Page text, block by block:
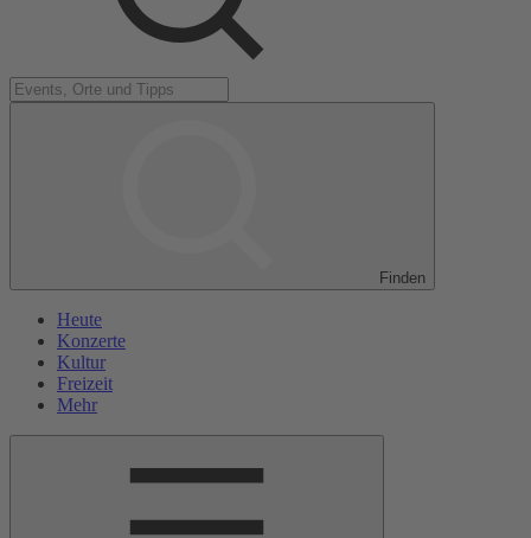
Finden
Heute
Konzerte
Kultur
Freizeit
Mehr